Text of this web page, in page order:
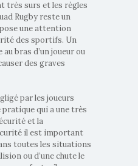
très surs et les règles
Rugby reste un
une attention
des sportifs. Un
bras d’un joueur ou
des graves
par les joueurs
qui a une très
et la
il est important
toutes les situations
ou d’une chute le